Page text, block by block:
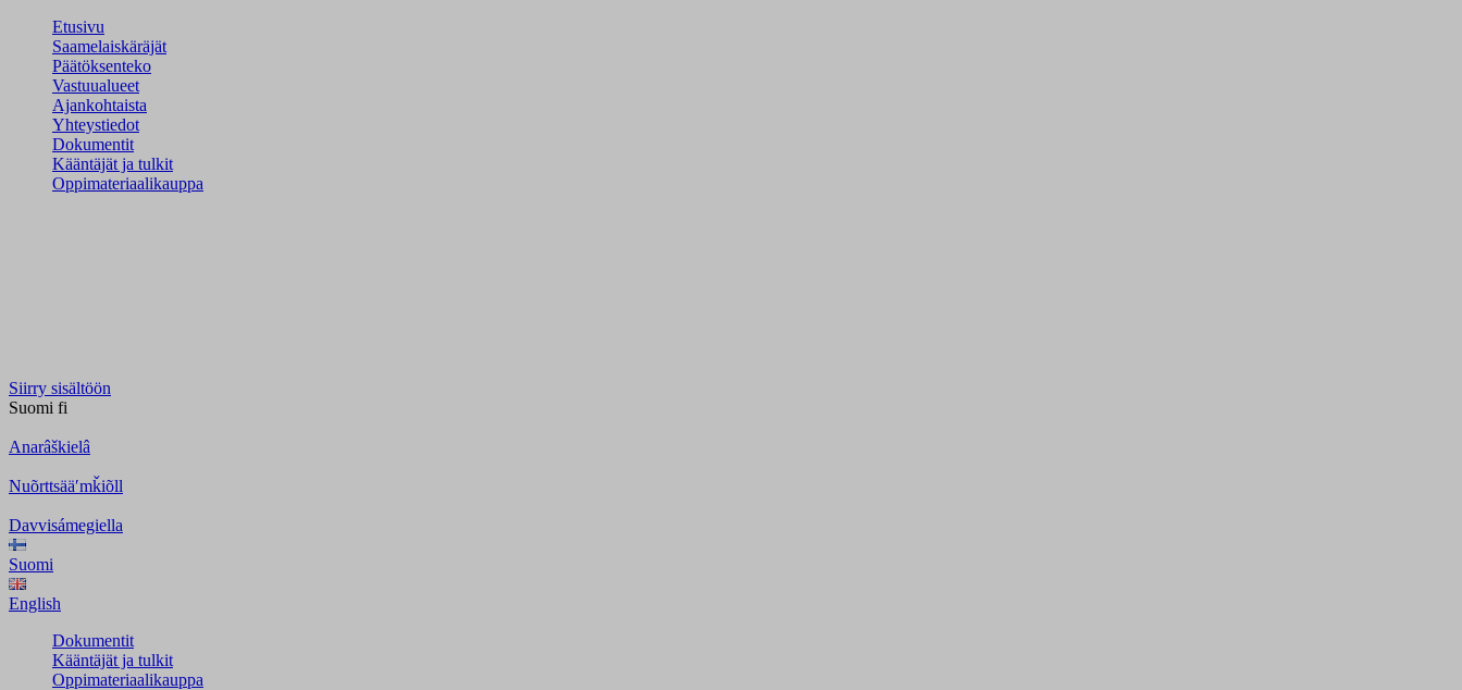
Etusivu
Saamelaiskäräjät
Päätöksenteko
Vastuualueet
Ajankohtaista
Yhteystiedot
Dokumentit
Kääntäjät ja tulkit
Oppimateriaalikauppa
Siirry sisältöön
Suomi fi
Anarâškielâ
Nuõrttsääʹmǩiõll
Davvisámegiella
Suomi
English
Dokumentit
Kääntäjät ja tulkit
Oppimateriaalikauppa